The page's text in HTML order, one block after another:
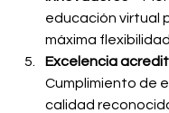
educación virtual
máxima flexibilidad.
Excelencia
Cumplimiento de
calidad